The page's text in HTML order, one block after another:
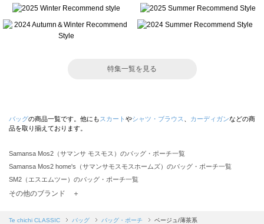
特集一覧を見る
バッグの商品一覧です。他にも スカート やシャツ・ブラウス カーディガンなどの商
品を取り揃えております。
Samansa Mos2（サマンサ モスモス）のバッグ・ポーチ一覧
Samansa Mos2 home's（サマンサモスモスホームズ）のバッグ・ポーチ一覧
SM2（エスエムツー）のバッグ・ポーチ一覧
Samansa Mos2 blue（サマンサモスモス ブルー）のバッグ・ポーチ一覧
その他のブランド ＋
Te chichi CLASSIC バッグ バッグ・ポーチ ベージュ/薄茶系